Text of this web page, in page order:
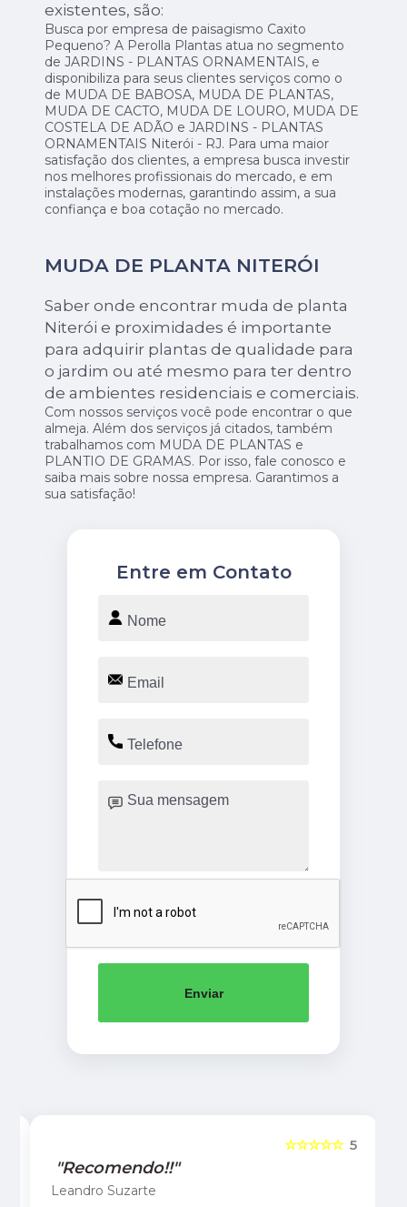
existentes, são:
Busca por empresa de paisagismo Caxito
Pequeno? A Perolla Plantas atua no segmento
de JARDINS - PLANTAS ORNAMENTAIS, e
disponibiliza para seus clientes serviços como o
de MUDA DE BABOSA, MUDA DE PLANTAS,
MUDA DE CACTO, MUDA DE LOURO, MUDA DE
COSTELA DE ADÃO e JARDINS - PLANTAS
ORNAMENTAIS Niterói - RJ. Para uma maior
satisfação dos clientes, a empresa busca investir
nos melhores profissionais do mercado, e em
instalações modernas, garantindo assim, a sua
confiança e boa cotação no mercado.
MUDA DE PLANTA NITERÓI
Saber onde encontrar muda de planta
Niterói e proximidades é importante
para adquirir plantas de qualidade para
o jardim ou até mesmo para ter dentro
de ambientes residenciais e comerciais.
Com nossos serviços você pode encontrar o que
almeja. Além dos serviços já citados, também
trabalhamos com MUDA DE PLANTAS e
PLANTIO DE GRAMAS. Por isso, fale conosco e
saiba mais sobre nossa empresa. Garantimos a
sua satisfação!
Entre em Contato
Enviar
5
☆☆☆☆☆
"Recomendo!!"
Leandro Suzarte